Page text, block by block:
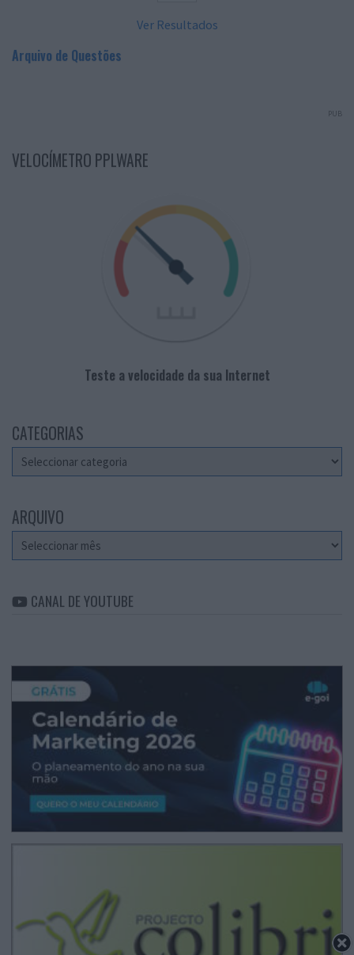
Ver Resultados
Arquivo de Questões
PUB
VELOCÍMETRO PPLWARE
Teste a velocidade da sua Internet
CATEGORIAS
Categorias
ARQUIVO
Arquivo
CANAL DE YOUTUBE